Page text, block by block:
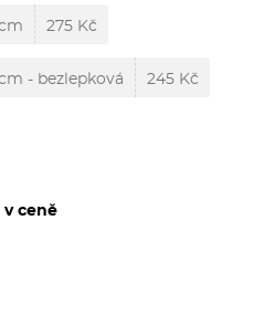
275 Kč
- bezlepková 245 Kč
v ceně